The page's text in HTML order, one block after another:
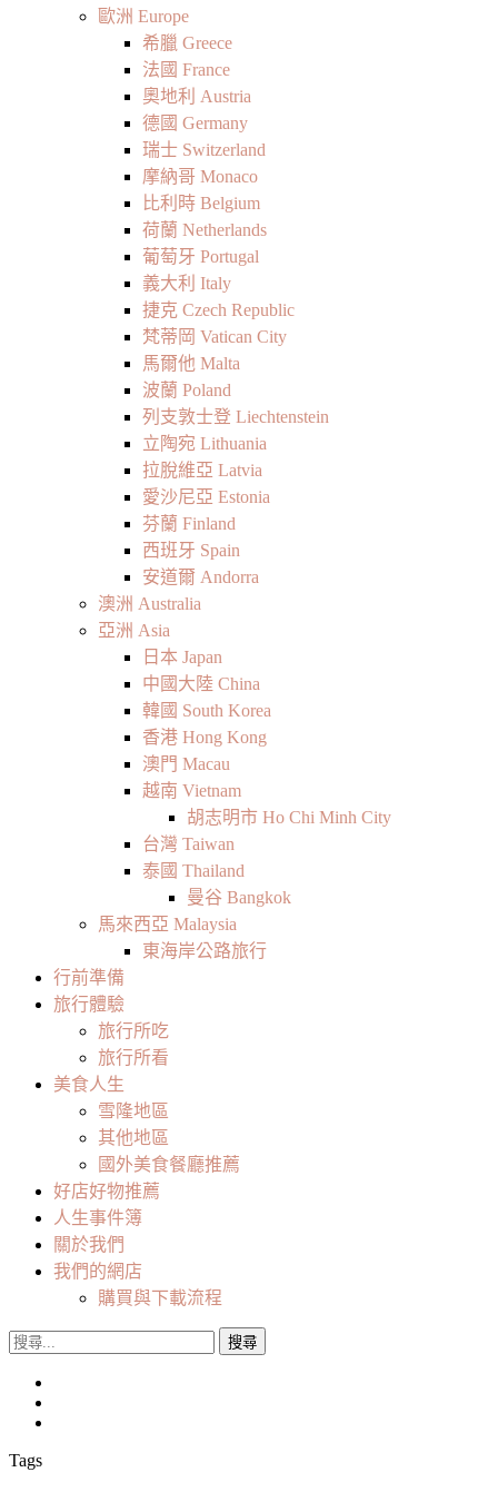
歐洲 Europe
希臘 Greece
法國 France
奧地利 Austria
德國 Germany
瑞士 Switzerland
摩納哥 Monaco
比利時 Belgium
荷蘭 Netherlands
葡萄牙 Portugal
義大利 Italy
捷克 Czech Republic
梵蒂岡 Vatican City
馬爾他 Malta
波蘭 Poland
列支敦士登 Liechtenstein
立陶宛 Lithuania
拉脫維亞 Latvia
愛沙尼亞 Estonia
芬蘭 Finland
西班牙 Spain
安道爾 Andorra
澳洲 Australia
亞洲 Asia
日本 Japan
中國大陸 China
韓國 South Korea
香港 Hong Kong
澳門 Macau
越南 Vietnam
胡志明市 Ho Chi Minh City
台灣 Taiwan
泰國 Thailand
曼谷 Bangkok
馬來西亞 Malaysia
東海岸公路旅行
行前準備
旅行體驗
旅行所吃
旅行所看
美食人生
雪隆地區
其他地區
國外美食餐廳推薦
好店好物推薦
人生事件簿
關於我們
我們的網店
購買與下載流程
搜
Tags